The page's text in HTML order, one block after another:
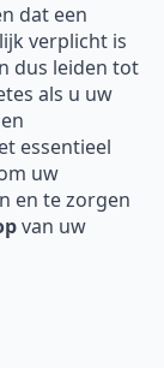
dat een
verplicht is
dus leiden tot
als u uw
essentieel
uw
en te zorgen
van uw